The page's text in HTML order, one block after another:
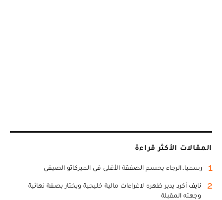
المقالات الأكثر قراءة
1 رسميا..الرجاء يحسم الصفقة الأغلى في الميركاتو الصيفي
2
نايف أكرد يدير ظهره لاغراءات مالية خليجية ويختار بصفة نهائية
وجهته المقبلة